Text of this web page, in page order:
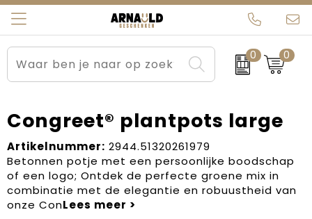
0 0
Relatiegeschenken
Sportkleding
Werkkleding
Kleding en textiel
Tassen
Beurs en Evenementen
Brievenbuspakketten
Carnaval
Dag van de Zorg
Kerstartikelen
Arnauld Kerstpakketten
MijnEigenKadootje
Ons team
Contact
Blogs
Congreet® plantpots large
Artikelnummer: 2944.51320261979
Betonnen potje met een persoonlijke boodschap
of een logo; Ontdek de perfecte groene mix in
combinatie met de elegantie en robuustheid van
onze Con